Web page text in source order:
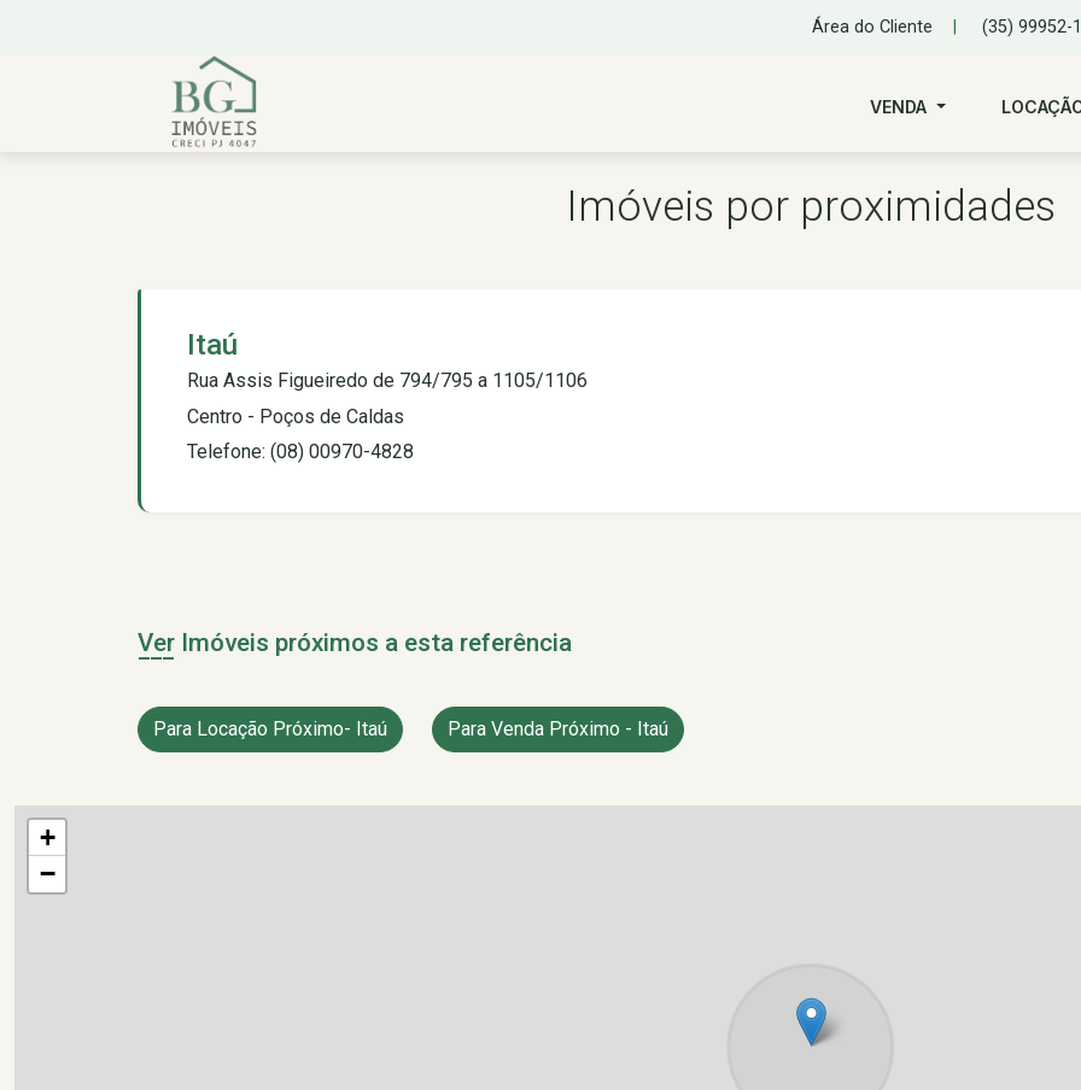
Área do Cliente (35) 99952-
VENDA
Imóveis por proximidades
Itaú
Rua Assis Figueiredo de 794/795 a 1105/1106
Centro - Poços de Caldas
Telefone: (08) 00970-4828
Ver Imóveis próximos a esta referência
Para Locação Próximo- Itaú Para Venda Próximo - Itaú
+
−